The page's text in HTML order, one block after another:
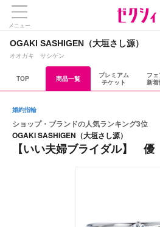
メニュー
OGAKI SASHIGEN（大垣さし源）
オオガキ サシゲン
TOP 商品一覧
プレミアム
チケット
フェ
新着
婚約指輪
ショップ・ブランドの人気ランキング3位
OGAKI SASHIGEN（大垣さし源）
【いい夫婦ブライダル】